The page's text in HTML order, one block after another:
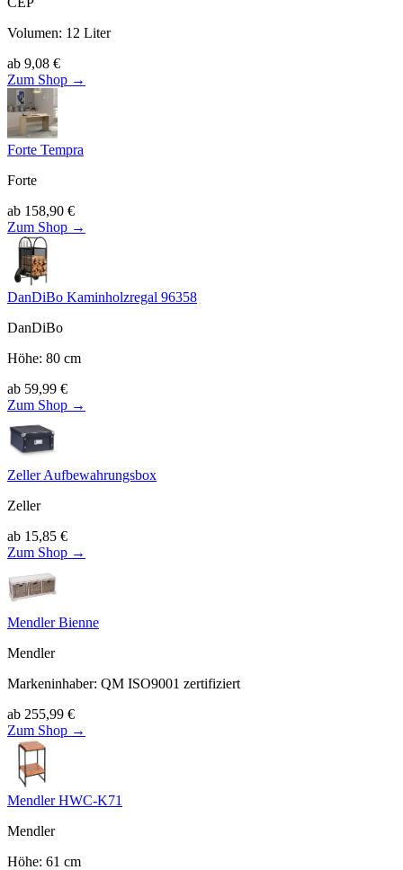
Volumen: 12 Liter
ab 9,08 €
Zum Shop →
Forte Tempra
Forte
ab 158,90 €
Zum Shop →
DanDiBo Kaminholzregal 96358
DanDiBo
Höhe: 80 cm
ab 59,99 €
Zum Shop →
Zeller Aufbewahrungsbox
Zeller
ab 15,85 €
Zum Shop →
Mendler Bienne
Mendler
Markeninhaber: QM ISO9001 zertifiziert
ab 255,99 €
Zum Shop →
Mendler HWC-K71
Mendler
Höhe: 61 cm